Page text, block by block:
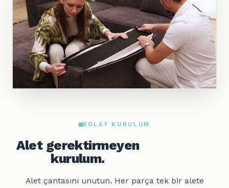
KOLAY KURULUM
Alet gerektirmeyen
kurulum.
Alet çantasını unutun. Her parça tek bir alete